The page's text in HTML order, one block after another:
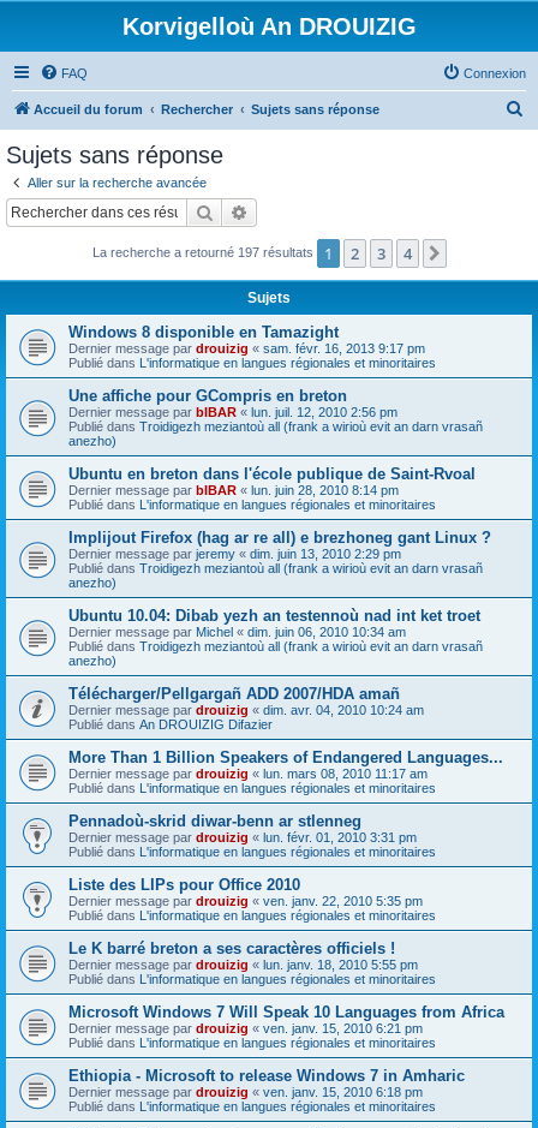
Korvigelloù An DROUIZIG
FAQ Connexion
Accueil du forum Rechercher Sujets sans réponse
c
Sujets sans réponse
Aller sur la recherche avancée
Rechercher
La recherche a retourné 197 résultats 1 2 3 4
Sujets
Windows 8 disponible en Tamazight
Dernier message par drouizig « sam. févr. 16, 2013 9:17 pm
Publié dans L'informatique en langues régionales et minoritaires
Une affiche pour GCompris en breton
Dernier message par bIBAR « lun. juil. 12, 2010 2:56 pm
Publié dans Troidigezh meziantoù all (frank a wirioù evit an darn vrasañ
anezho)
Ubuntu en breton dans l'école publique de Saint-Rvoal
Dernier message par bIBAR « lun. juin 28, 2010 8:14 pm
Publié dans L'informatique en langues régionales et minoritaires
Implijout Firefox (hag ar re all) e brezhoneg gant Linux ?
Dernier message par jeremy « dim. juin 13, 2010 2:29 pm
Publié dans Troidigezh meziantoù all (frank a wirioù evit an darn vrasañ
anezho)
Ubuntu 10.04: Dibab yezh an testennoù nad int ket troet
Dernier message par Michel « dim. juin 06, 2010 10:34 am
Publié dans Troidigezh meziantoù all (frank a wirioù evit an darn vrasañ
anezho)
Télécharger/Pellgargañ ADD 2007/HDA amañ
Dernier message par drouizig « dim. avr. 04, 2010 10:24 am
Publié dans An DROUIZIG Difazier
More Than 1 Billion Speakers of Endangered Languages...
Dernier message par drouizig « lun. mars 08, 2010 11:17 am
Publié dans L'informatique en langues régionales et minoritaires
Pennadoù-skrid diwar-benn ar stlenneg
Dernier message par drouizig « lun. févr. 01, 2010 3:31 pm
Publié dans L'informatique en langues régionales et minoritaires
Liste des LIPs pour Office 2010
Dernier message par drouizig « ven. janv. 22, 2010 5:35 pm
Publié dans L'informatique en langues régionales et minoritaires
Le K barré breton a ses caractères officiels !
Dernier message par drouizig « lun. janv. 18, 2010 5:55 pm
Publié dans L'informatique en langues régionales et minoritaires
Microsoft Windows 7 Will Speak 10 Languages from Africa
Dernier message par drouizig « ven. janv. 15, 2010 6:21 pm
Publié dans L'informatique en langues régionales et minoritaires
Ethiopia - Microsoft to release Windows 7 in Amharic
Dernier message par drouizig « ven. janv. 15, 2010 6:18 pm
Publié dans L'informatique en langues régionales et minoritaires